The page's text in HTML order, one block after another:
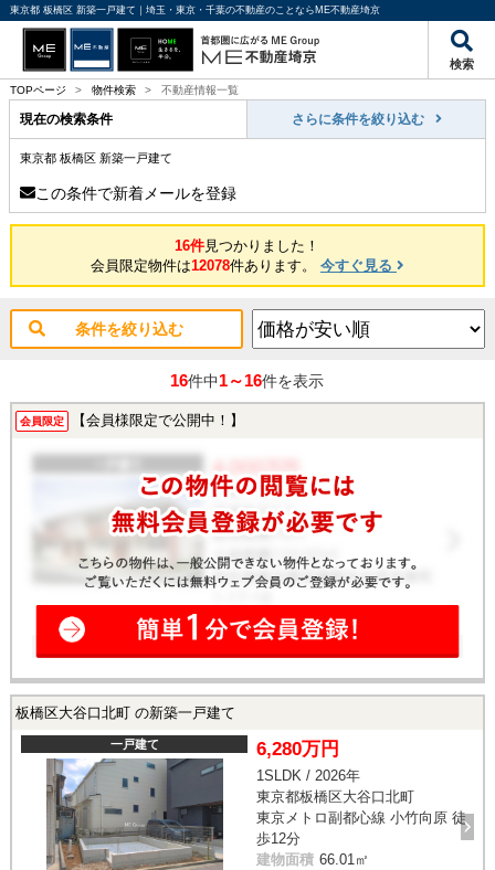
東京都 板橋区 新築一戸建て｜埼玉・東京・千葉の不動産のことならME不動産埼京
検索
TOPページ > 物件検索 > 不動産情報一覧
現在の検索条件 さらに条件を絞り込む
東京都 板橋区 新築一戸建て
この条件で新着メールを登録
16件見つかりました！
会員限定物件は12078件あります。 今すぐ見る
条件を絞り込む
16件中1～16件を表示
会員限定 【会員様限定で公開中！】
板橋区大谷口北町 の新築一戸建て
一戸建て 6,280万円
1SLDK / 2026年
東京都板橋区大谷口北町
東京メトロ副都心線 小竹向原 徒
歩12分
建物面積 66.01㎡